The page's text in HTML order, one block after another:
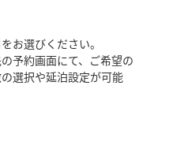
お選びください。
予約画面にて、ご希望の
選択や延泊設定が可能